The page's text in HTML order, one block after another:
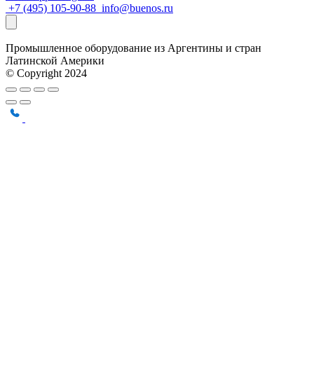
+7 (495) 105-90-88 info@buenos.ru
Промышленное оборудование из Аргентины и стран
Латинской Америки
© Copyright 2024